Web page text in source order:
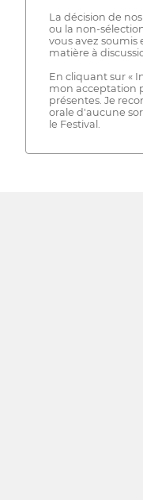
La décision de
ou la non-
vous avez soumis
matière à
En cliquant sur «
mon acceptation
présentes. Je
orale d'aucune
le Festival.